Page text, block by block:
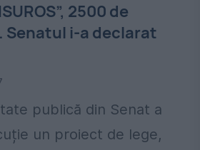
2500 de
Senatul i-a declarat
publică din Senat a
un proiect de lege,